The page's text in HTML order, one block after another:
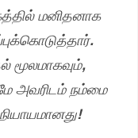
மனிதனாக
மூலமாகவும்,
அவரிடம் நம்மை